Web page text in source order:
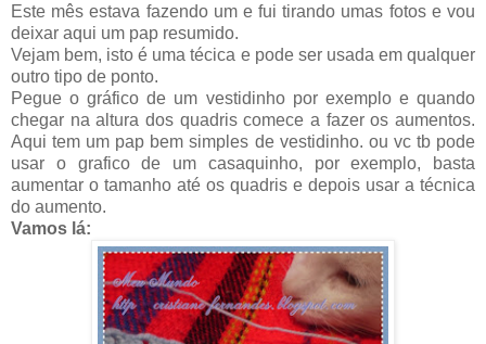
Este mês estava fazendo um e fui tirando umas fotos e vou
deixar aqui um pap resumido.
Vejam bem, isto é uma técica e pode ser usada em qualquer
outro tipo de ponto.
Pegue o gráfico de um vestidinho por exemplo e quando
chegar na altura dos quadris comece a fazer os aumentos.
Aqui tem um pap bem simples de vestidinho. ou vc tb pode
usar o grafico de um casaquinho, por exemplo, basta
aumentar o tamanho até os quadris e depois usar a técnica
do aumento.
Vamos lá: